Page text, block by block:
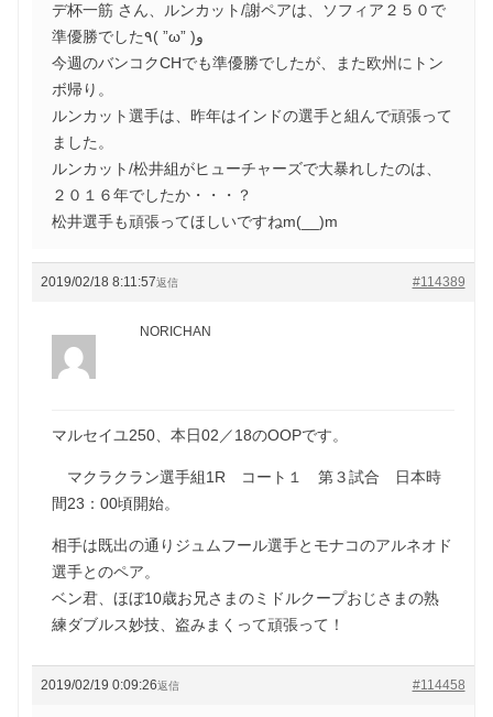
デ杯一筋 さん、ルンカット/謝ペアは、ソフィア２５０で
準優勝でした٩( ”ω” )و
今週のバンコクCHでも準優勝でしたが、また欧州にトン
ボ帰り。
ルンカット選手は、昨年はインドの選手と組んで頑張って
ました。
ルンカット/松井組がヒューチャーズで大暴れしたのは、
２０１６年でしたか・・・？
松井選手も頑張ってほしいですねm(__)m
2019/02/18 8:11:57 #114389
返信
NORICHAN
マルセイユ250、本日02／18のOOPです。
マクラクラン選手組1R コート１ 第３試合 日本時
間23：00頃開始。
相手は既出の通りジュムフール選手とモナコのアルネオド
選手とのペア。
ベン君、ほぼ10歳お兄さまのミドルクープおじさまの熟
練ダブルス妙技、盗みまくって頑張って！
2019/02/19 0:09:26 #114458
返信